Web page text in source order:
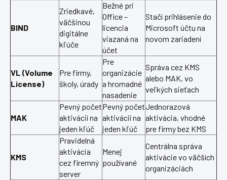
BIND
Zriedkavé,
väčšinou
digitálne
kľúče
Bežné pri
Office –
licencia
viazaná na
účet
Stačí prihlásenie do
Microsoft účtu na
novom zariadení
VL (Volume
License)
Pre firmy,
školy, úrady
Pre
organizácie
a hromadné
nasadenie
Správa cez KMS
alebo MAK, vo
veľkých sieťach
MAK
Pevný počet
aktivácií na
jeden kľúč
Pevný počet
aktivácií na
jeden kľúč
Jednorazová
aktivácia, vhodné
pre firmy bez KMS
KMS
Pravidelná
aktivácia
cez firemný
server
Menej
používané
Centrálna správa
aktivácie vo väčších
organizáciách